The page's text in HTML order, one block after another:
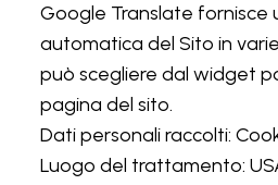
Google Translate fornisce
automatica del Sito in
può scegliere dal widget
pagina del sito.
Dati personali raccolti:
Luogo del trattamento: